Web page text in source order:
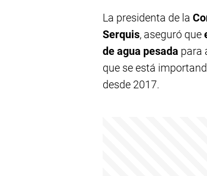
La presidenta de la
Serquis, aseguró que
de agua pesada para
que se está
desde 2017.